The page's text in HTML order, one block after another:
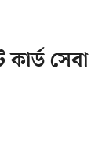
কার্ড সেবা